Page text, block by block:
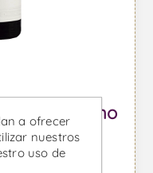
500ml - Vino
incl.
a ofrecer
nuestros
uso de